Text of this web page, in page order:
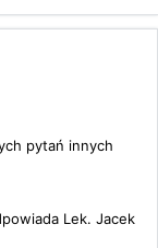
pytań innych
Lek. Jacek